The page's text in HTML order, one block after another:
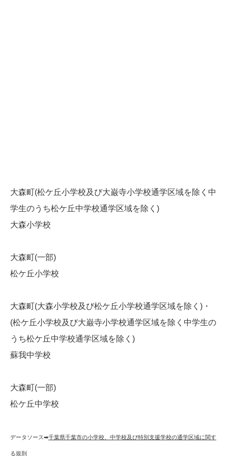
大森町(松ケ丘小学校及び大巌寺小学校通学区域を除く中
学生のうち松ケ丘中学校通学区域を除く)
大森小学校
大森町(一部)
松ケ丘小学校
大森町(大森小学校及び松ケ丘小学校通学区域を除く)・
(松ケ丘小学校及び大巌寺小学校通学区域を除く中学生の
うち松ケ丘中学校通学区域を除く)
蘇我中学校
大森町(一部)
松ケ丘中学校
データソース➡︎千葉県千葉市の小学校、中学校及び特別支援学校の通学区域に関す
る規則